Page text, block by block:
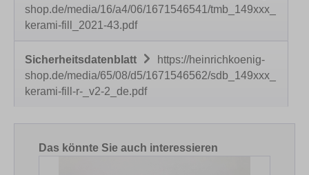
shop.de/media/16/a4/06/1671546541/tmb_149xxx_
kerami-fill_2021-43.pdf
Sicherheitsdatenblatt
https://heinrichkoenig-
shop.de/media/65/08/d5/1671546562/sdb_149xxx_
kerami-fill-r-_v2-2_de.pdf
Produktgalerie überspringen
Das könnte Sie auch interessieren